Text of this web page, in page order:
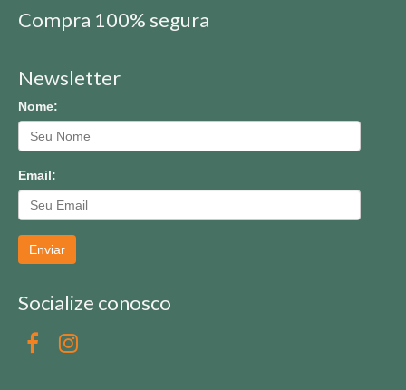
Compra 100% segura
Newsletter
Nome:
Email:
Enviar
Socialize conosco